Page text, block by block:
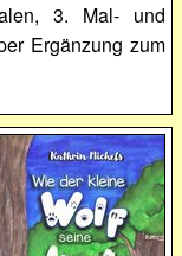
3. Mal- und
Ergänzung zum